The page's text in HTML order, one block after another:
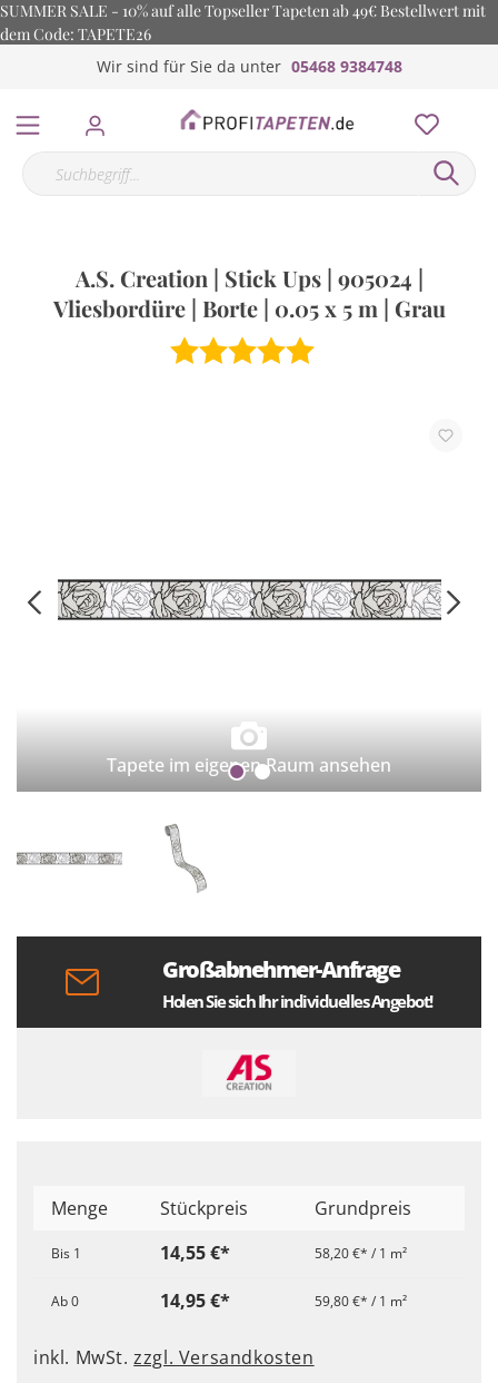
SUMMER SALE - 10% auf alle Topseller Tapeten ab 49€ Bestellwert mit
dem Code: TAPETE26
Wir sind für Sie da unter 05468 9384748
A.S. Creation | Stick Ups | 905024 |
Vliesbordüre | Borte | 0.05 x 5 m | Grau
Tapete im eigenen Raum ansehen
Großabnehmer-Anfrage
Holen Sie sich Ihr individuelles Angebot!
Menge Stückpreis Grundpreis
Bis 1 14,55 €* 58,20 €* / 1 m²
Ab0 14,95 €* 59,80 €* / 1 m²
inkl. MwSt.zzgl. Versandkosten